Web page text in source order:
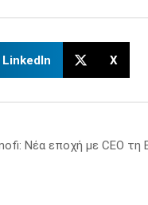
LinkedIn X